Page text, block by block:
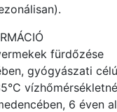
fürdőzése
gyógyászati célú
6 éven